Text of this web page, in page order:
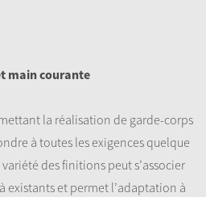
main courante
la réalisation de garde-corps
à toutes les exigences quelque
des finitions peut s’associer
existants et permet l’adaptation à